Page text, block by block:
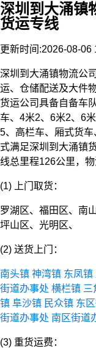
深圳到大涌镇
货运专线
更新时间:2026-08-06
深圳到大涌镇物流公
运、仓储配送及大件
货运公司具备自备车
车、4米2、6米2、6
5、高栏车、厢式货
式满足深圳到大涌镇
线总里程126公里，
(1) 上门取货：
罗湖区、福田区、南
坪山区、光明区、
(2) 送货上门：
南头镇 神湾镇 东凤镇
街道办事处 横栏镇 三
镇 阜沙镇 民众镇 东
街道办事处 南区街道
(3) 重货运费：